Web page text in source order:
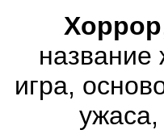
Хоррор
название
игра,